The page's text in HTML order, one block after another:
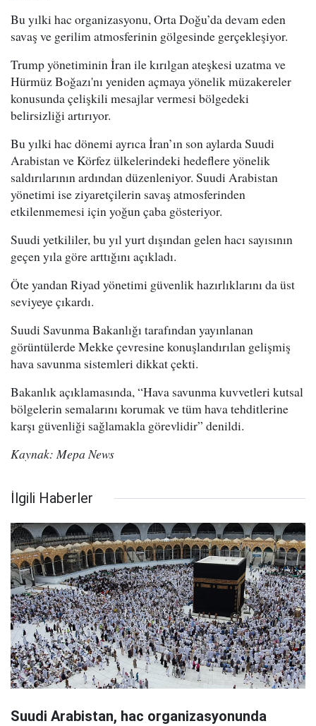
Bu yılki hac organizasyonu, Orta Doğu’da devam eden
savaş ve gerilim atmosferinin gölgesinde gerçekleşiyor.
Trump yönetiminin İran ile kırılgan ateşkesi uzatma ve
Hürmüz Boğazı'nı yeniden açmaya yönelik müzakereler
konusunda çelişkili mesajlar vermesi bölgedeki
belirsizliği artırıyor.
Bu yılki hac dönemi ayrıca İran’ın son aylarda Suudi
Arabistan ve Körfez ülkelerindeki hedeflere yönelik
saldırılarının ardından düzenleniyor. Suudi Arabistan
yönetimi ise ziyaretçilerin savaş atmosferinden
etkilenmemesi için yoğun çaba gösteriyor.
Suudi yetkililer, bu yıl yurt dışından gelen hacı sayısının
geçen yıla göre arttığını açıkladı.
Öte yandan Riyad yönetimi güvenlik hazırlıklarını da üst
seviyeye çıkardı.
Suudi Savunma Bakanlığı tarafından yayınlanan
görüntülerde Mekke çevresine konuşlandırılan gelişmiş
hava savunma sistemleri dikkat çekti.
Bakanlık açıklamasında, “Hava savunma kuvvetleri kutsal
bölgelerin semalarını korumak ve tüm hava tehditlerine
karşı güvenliği sağlamakla görevlidir” denildi.
Kaynak: Mepa News
İlgili Haberler
Suudi Arabistan, hac organizasyonunda